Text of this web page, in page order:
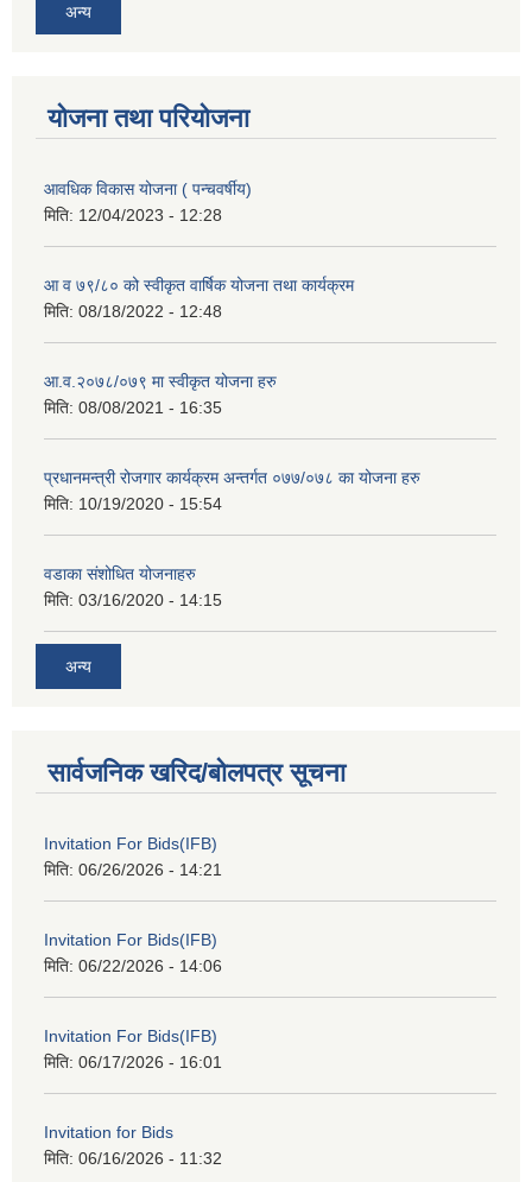
अन्य
योजना तथा परियोजना
आवधिक विकास योजना ( पन्चवर्षीय)
मिति: 12/04/2023 - 12:28
आ व ७९/८० को स्वीकृत वार्षिक योजना तथा कार्यक्रम
मिति: 08/18/2022 - 12:48
आ.व.२०७८/०७९ मा स्वीकृत योजना हरु
मिति: 08/08/2021 - 16:35
प्रधानमन्त्री रोजगार कार्यक्रम अन्तर्गत ०७७/०७८ का योजना हरु
मिति: 10/19/2020 - 15:54
वडाका संशोधित योजनाहरु
मिति: 03/16/2020 - 14:15
अन्य
सार्वजनिक खरिद/बोलपत्र सूचना
Invitation For Bids(IFB)
मिति: 06/26/2026 - 14:21
Invitation For Bids(IFB)
मिति: 06/22/2026 - 14:06
Invitation For Bids(IFB)
मिति: 06/17/2026 - 16:01
Invitation for Bids
मिति: 06/16/2026 - 11:32